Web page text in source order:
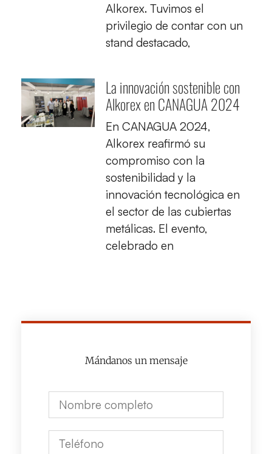
Alkorex. Tuvimos el
privilegio de contar con un
stand destacado,
La innovación sostenible con
Alkorex en CANAGUA 2024
En CANAGUA 2024,
Alkorex reafirmó su
compromiso con la
sostenibilidad y la
innovación tecnológica en
el sector de las cubiertas
metálicas. El evento,
celebrado en
Mándanos un mensaje